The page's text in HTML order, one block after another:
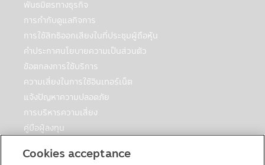
ปฏิบัติตามเงื่อนไขการเปิดเผยข้อมูลส่วนบุคคล
ตามกฎหมายความเป็นส่วนตัว
ทางเลือกที่จะไม่ทำรายการผ่านอินเตอร์เน็ตและ
แอปพลิเคชัน
ถ้าลูกค้ามีความประสงค์ที่จะไม่ทำรายการผ่าน
อินเตอร์เน็ตและแอปพลิเคชัน, ท่านอาจเลือกที่
จะใช้โทรศัพท์หรือเขียนจดหมายหรือติดต่อ
บริษัทฯ เพื่อที่จะขอข้อมูลเกี่ยวกับการลงทุนใน
กองทุนของบริษัท ท่านอาจกรอกแบบฟอร์มเปิด
บัญชีและยื่นเอกสารตัวจริงที่สำนักงานของบริ
ษัทฯ และตัวแทนสนับสนุนการจำหน่วยของบริ
พันธมิตรทางธุรกิจ
การกำกับดูแลกิจการ
การใช้สิทธิออกเสียงในที่ประชุมผู้ถือหุ้น
คำประกาศนโยบายความเป็นส่วนตัว
ข้อตกลงการใช้บริการ
ความเสี่ยงในการใช้อินเทอร์เน็ต
แจ้งปัญหาความปลอดภัย
การบริหารความเสี่ยง
คู่มือผู้ลงทุน
คู่มือการลงทุนในกองทุนที่มีสิทธิประโยชน์ทางภาษี
Cookies acceptance